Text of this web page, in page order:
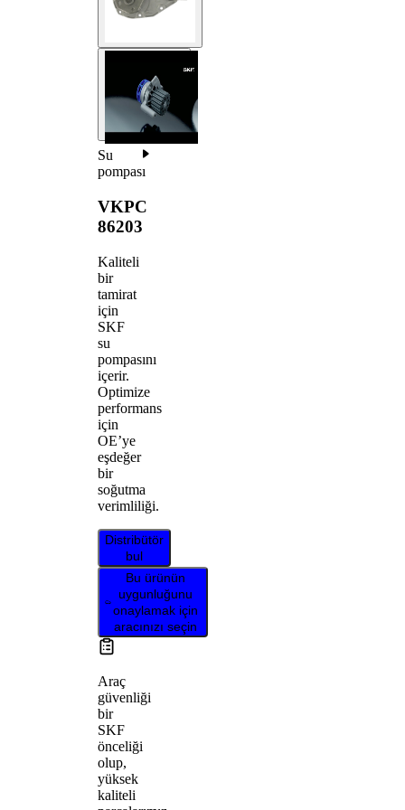
Su
pompası
VKPC
86203
Kaliteli
bir
tamirat
için
SKF
su
pompasını
içerir.
Optimize
performans
için
OE’ye
eşdeğer
bir
soğutma
verimliliği.
Distribütör
bul
Bu ürünün
uygunluğunu
onaylamak için
aracınızı seçin
Araç
güvenliği
bir
SKF
önceliği
olup,
yüksek
kaliteli